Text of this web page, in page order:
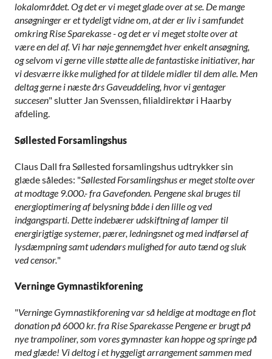
lokalområdet. Og det er vi meget glade over at se. De mange
ansøgninger er et tydeligt vidne om, at der er liv i samfundet
omkring Rise Sparekasse - og det er vi meget stolte over at
være en del af. Vi har nøje gennemgået hver enkelt ansøgning,
og selvom vi gerne ville støtte alle de fantastiske initiativer, har
vi desværre ikke mulighed for at tildele midler til dem alle. Men
deltag gerne i næste års Gaveuddeling, hvor vi gentager
succesen" slutter Jan Svenssen, filialdirektør i Haarby
afdeling.
Søllested Forsamlingshus
Claus Dall fra Søllested forsamlingshus udtrykker sin
glæde således: "Søllested Forsamlingshus er meget stolte over
at modtage 9.000.- fra Gavefonden. Pengene skal bruges til
energioptimering af belysning både i den lille og ved
indgangsparti. Dette indebærer udskiftning af lamper til
energirigtige systemer, pærer, ledningsnet og med indførsel af
lysdæmpning samt udendørs mulighed for auto tænd og sluk
ved censor."
Verninge Gymnastikforening
"Verninge Gymnastikforening var så heldige at modtage en flot
donation på 6000 kr. fra Rise Sparekasse Pengene er brugt på
nye trampoliner, som vores gymnaster kan hoppe og springe på
med glæde! Vi deltog i et hyggeligt arrangement sammen med